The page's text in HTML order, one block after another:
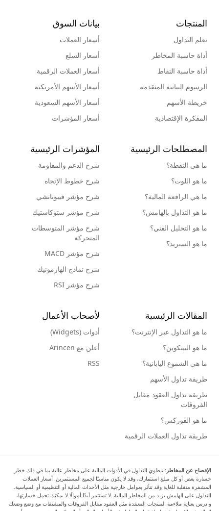
المنتجات
تعلم التداول
أداة حاسبة المخاطر
أداة حاسبة النقاط
الرسوم البيانية المتقدمة
خريطة الأسهم
المفكرة الإقتصادية
بيانات السوق
أسعار العملات
أسعار السلع
أسعار العملات الرقمية
أسعار الأسهم الأمريكية
أسعار الأسهم السعودية
أسعار المؤشرات
المصطلحات الرئيسية
ما هي النقطة؟
ما هو اللوت؟
ما هي الرافعة المالية؟
ما هو التداول بالهامش؟
ما هو التحليل الفني؟
ما هو السبريد؟
المؤشرات الرئيسية
شرح الدعم والمقاومة
شرح خطوط الإتجاه
شرح مؤشر فيبوناتشي
شرح مؤشر ستوكاستيك
شرح مؤشر المتوسطات
المتحركة
شرح مؤشر MACD
شرح نماذج الهارمونيك
شرح مؤشر RSI
المقالات الرئيسية
ما هو التداول عبر الإنترنت؟
ما هو البيتكوين؟
ما هي الشموع اليابانية؟
طريقة تداول الأسهم
طريقة تداول العقود مقابل
الفروقات
ما هو الفوركس؟
طريقة تداول العملات الرقمية
لأصحاب الأعمال
أدوات (Widgets)
أعلن مع Arincen
RSS
الإفصاح عن المخاطر: ينطوي التداول في الأدوات المالية على مخاطر عالية بما في ذلك خطر
خسارة بعض أو كل مبلغ استثمارك، وقد لا يكون مناسبًا لجميع المستثمرين. أسعار العملات
المشفرة متقلبة للغاية وقد تتأثر بعوامل خارجية مثل الأحداث المالية أو التنظيمية أو السياسية.
التداول على الهامش يزيد من المخاطر المالية. لا تستثمر أبدًا أموالًا لا يمكنك تحمل خسارتها،
وادرس بعناية ملاءمة المنتجات المعقدة مثل العقود مقابل الفروقات والمشتقات مع وضع وضعك